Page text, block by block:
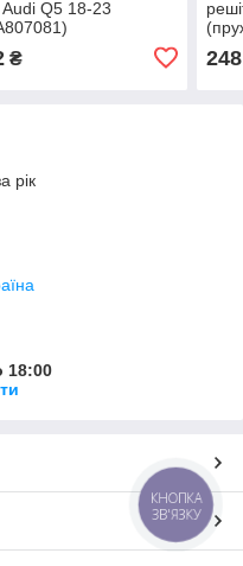
Q5 18-23
₴ 248
рік
18:00
КНОПКА
ЗВ'ЯЗКУ